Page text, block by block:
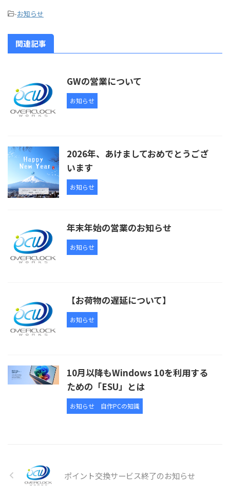
-お知らせ
関連記事
GWの営業について
お知らせ
2026年、あけましておめでとうござ
います
お知らせ
年末年始の営業のお知らせ
お知らせ
【お荷物の遅延について】
お知らせ
10月以降もWindows 10を利用する
ための「ESU」とは
お知らせ 自作PCの知識
ポイント交換サービス終了のお知らせ